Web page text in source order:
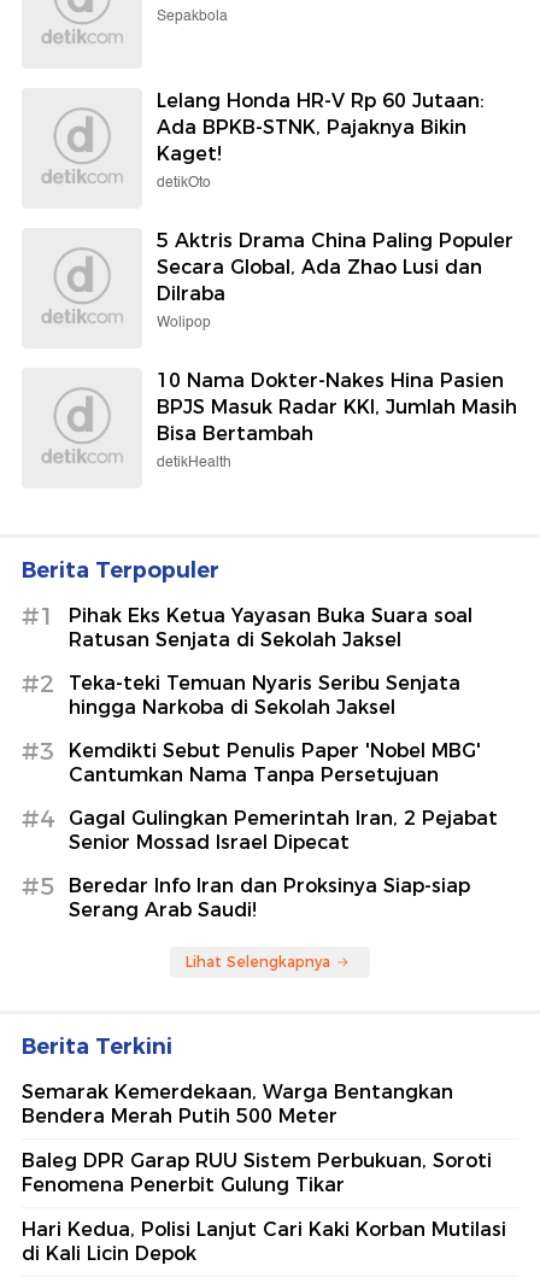
Sepakbola
Lelang Honda HR-V Rp 60 Jutaan:
Ada BPKB-STNK, Pajaknya Bikin
Kaget!
detikOto
5 Aktris Drama China Paling Populer
Secara Global, Ada Zhao Lusi dan
Dilraba
Wolipop
10 Nama Dokter-Nakes Hina Pasien
BPJS Masuk Radar KKI, Jumlah Masih
Bisa Bertambah
detikHealth
Berita Terpopuler
#1
Pihak Eks Ketua Yayasan Buka Suara soal
Ratusan Senjata di Sekolah Jaksel
#2
Teka-teki Temuan Nyaris Seribu Senjata
hingga Narkoba di Sekolah Jaksel
#3
Kemdikti Sebut Penulis Paper 'Nobel MBG'
Cantumkan Nama Tanpa Persetujuan
#4
Gagal Gulingkan Pemerintah Iran, 2 Pejabat
Senior Mossad Israel Dipecat
#5
Beredar Info Iran dan Proksinya Siap-siap
Serang Arab Saudi!
Lihat Selengkapnya
Berita Terkini
Semarak Kemerdekaan, Warga Bentangkan
Bendera Merah Putih 500 Meter
Baleg DPR Garap RUU Sistem Perbukuan, Soroti
Fenomena Penerbit Gulung Tikar
Hari Kedua, Polisi Lanjut Cari Kaki Korban Mutilasi
di Kali Licin Depok